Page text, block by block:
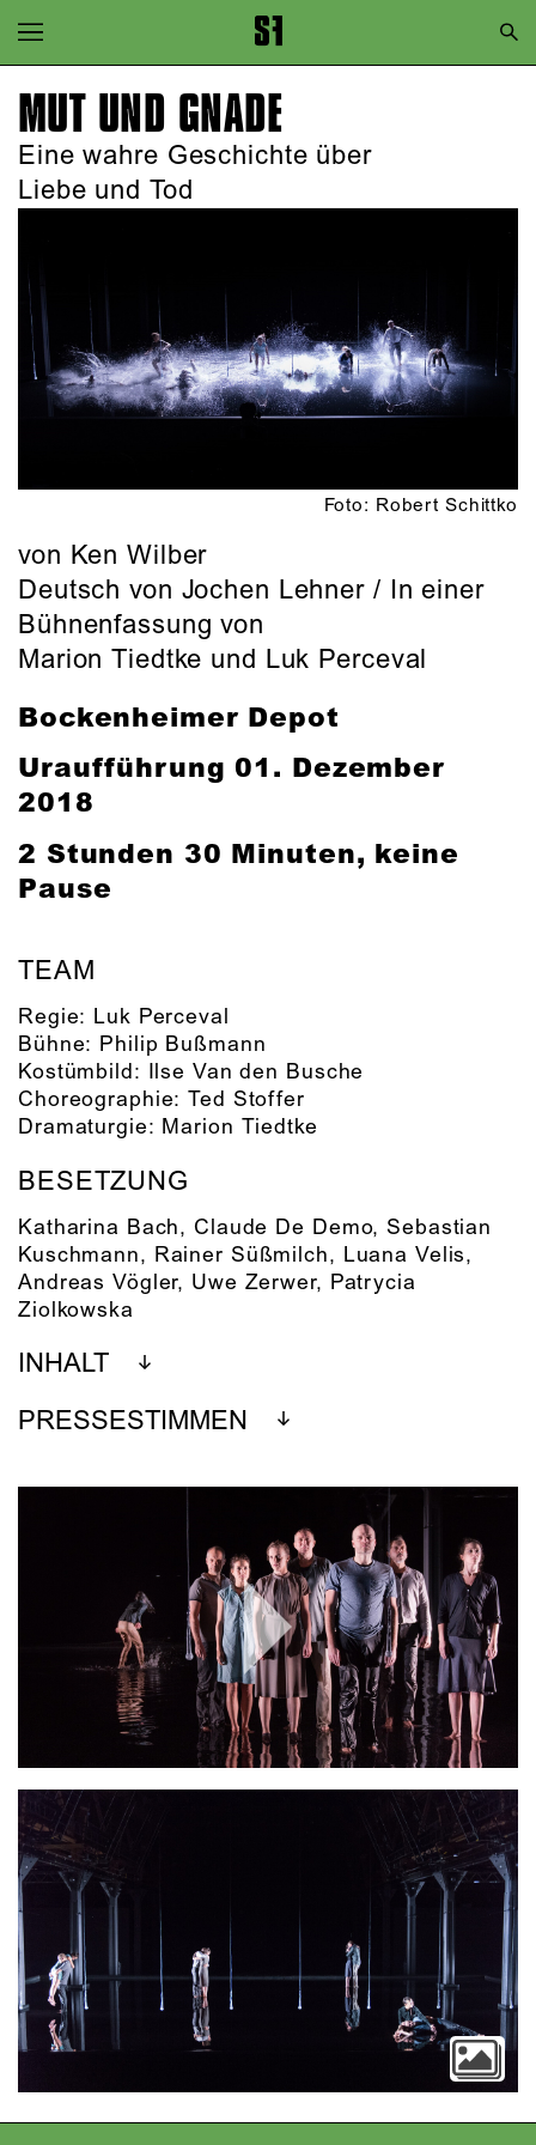
Zur Hauptnavigation springen
Zum Hauptinhalt springen
Zum Footer springen
MUT UND GNADE
Eine wahre Geschichte über
Liebe und Tod
Foto: Robert Schittko
von Ken Wilber
Deutsch von Jochen Lehner / In einer
Bühnenfassung von
Marion Tiedtke und Luk Perceval
Bockenheimer Depot
Uraufführung 01. Dezember
2018
2 Stunden 30 Minuten, keine
Pause
TEAM
Regie: Luk Perceval
Bühne: Philip Bußmann
Kostümbild: Ilse Van den Busche
Choreographie:Ted Stoffer
Dramaturgie: Marion Tiedtke
BESETZUNG
Katharina Bach, Claude De Demo, Sebastian
Kuschmann, Rainer Süßmilch, Luana Velis,
Andreas Vögler, Uwe Zerwer, Patrycia
Ziolkowska
INHALT
PRESSESTIMMEN
Play
Video